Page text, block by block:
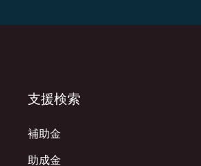
支援検索
補助金
助成金